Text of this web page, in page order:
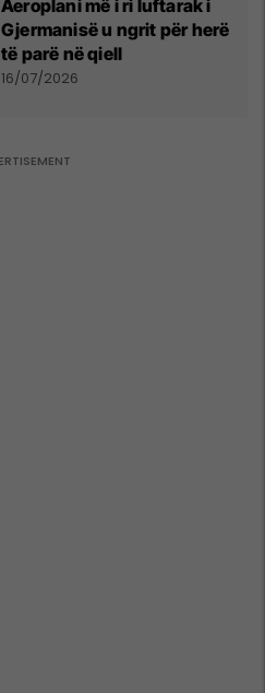
Aeroplani më i ri luftarak i
Gjermanisë u ngrit për herë
të parë në qiell
16/07/2026